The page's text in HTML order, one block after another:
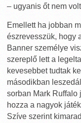
– ugyanis őt nem
Emellett ha jobban
észrevesszük, hogy
Banner személye
szereplő lett a
kevesebbet tudtak
másodikban
sorban Mark Ruffalo
hozza a nagyok
Szíve szerint